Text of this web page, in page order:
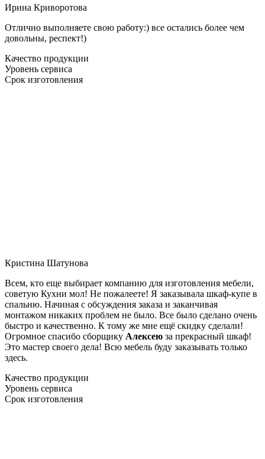
Ирина Криворотова
Отлично выполняете свою работу:) все остались более чем
довольны, респект!)
Качество продукции
Уровень сервиса
Срок изготовления
Кристина Шатунова
Всем, кто еще выбирает компанию для изготовления мебели,
советую Кухни мол! Не пожалеете! Я заказывала шкаф-купе в
спальню. Начиная с обсуждения заказа и заканчивая
монтажом никаких проблем не было. Все было сделано очень
быстро и качественно. К тому же мне ещё скидку сделали!
Огромное спасибо сборщику Алексею за прекрасный шкаф!
Это мастер своего дела! Всю мебель буду заказывать только
здесь.
Качество продукции
Уровень сервиса
Срок изготовления